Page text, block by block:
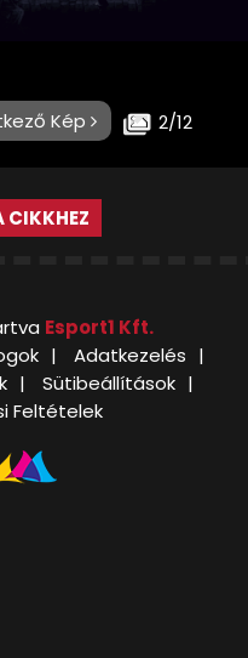
2/12
Kép
CIKKHEZ
Esport1 Kft.
Adatkezelés
Sütibeállítások
Feltételek